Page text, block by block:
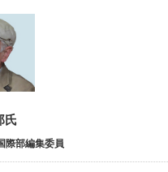
氏
際部編集委員